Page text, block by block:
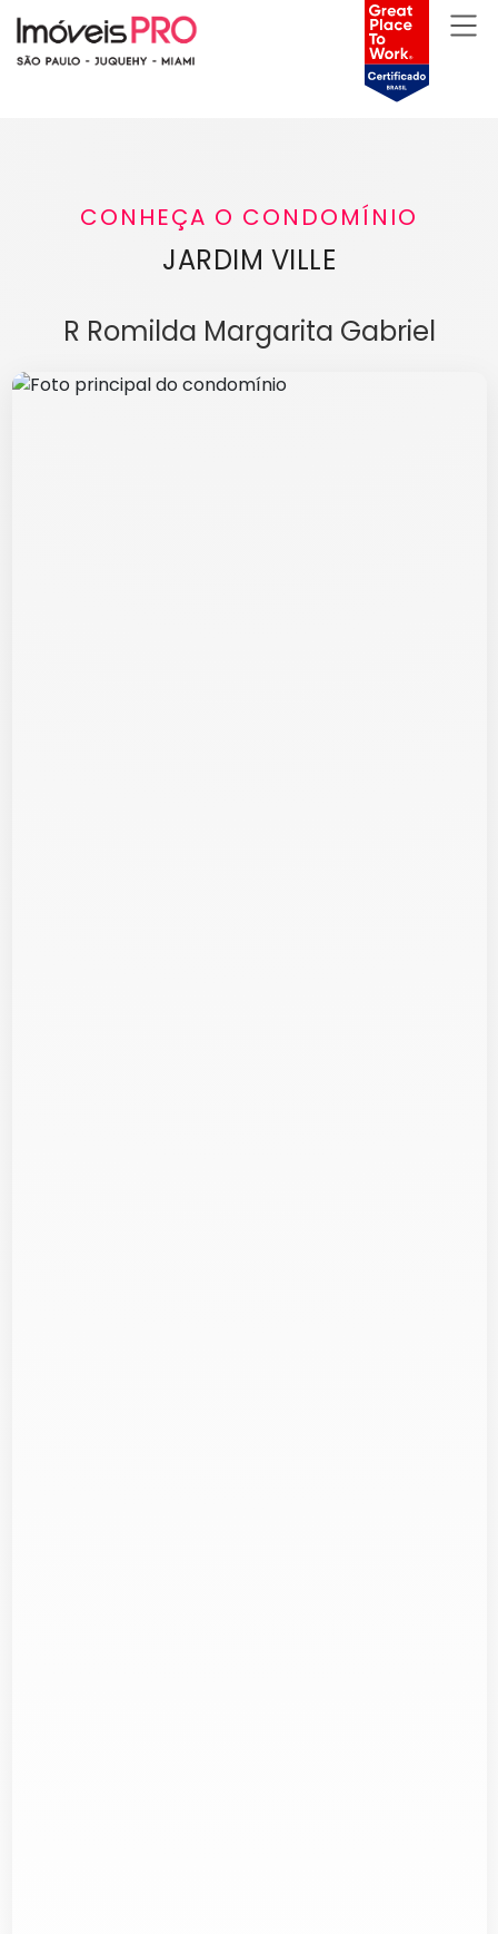
CONHEÇA O CONDOMÍNIO
JARDIM VILLE
R Romilda Margarita Gabriel